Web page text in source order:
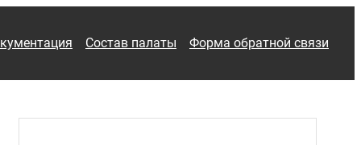
Состав палаты Форма обратной связи